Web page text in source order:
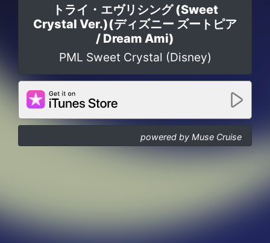
トライ・エヴリシング (Sweet
Crystal Ver.)(ディズニー ズートピア
/ Dream Ami)
PML Sweet Crystal (Disney)
powered by Muse Cruise